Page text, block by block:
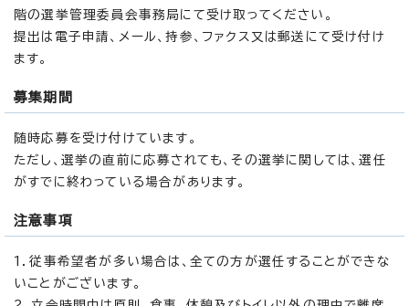
階の選挙管理委員会事務局にて受け取ってください。
提出は電子申請、メール、持参、ファクス又は郵送にて受け付け
ます。
募集期間
随時応募を受け付けています。
ただし、選挙の直前に応募されても、その選挙に関しては、選任
がすでに終わっている場合があります。
注意事項
1．従事希望者が多い場合は、全ての方が選任することができな
いことがございます。